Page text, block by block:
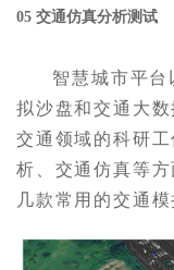
05 交通仿真分析测试
智慧城市平台
拟沙盘和交通大
交通领域的科研
析、交通仿真等
几款常用的交通模